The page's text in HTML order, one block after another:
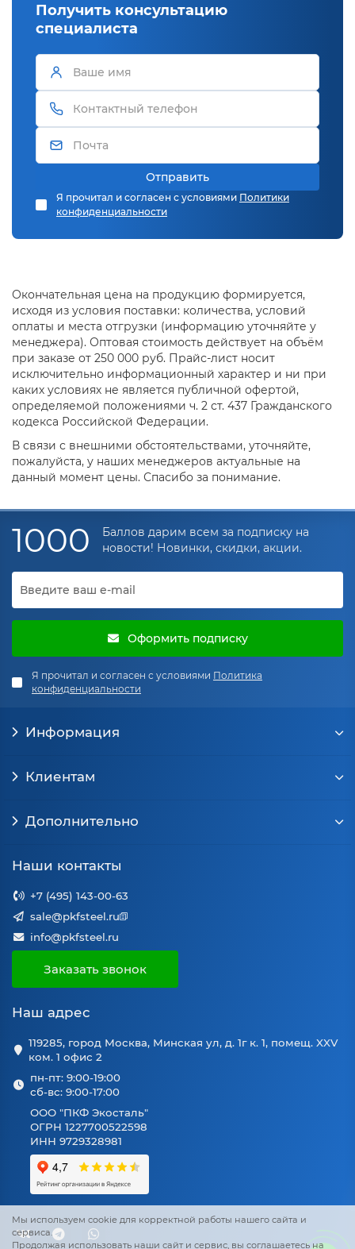
Получить консультацию
специалиста
Отправить
Я прочитал и согласен с условиями Политики
конфиденциальности
Окончательная цена на продукцию формируется,
исходя из условия поставки: количества, условий
оплаты и места отгрузки (информацию уточняйте у
менеджера). Оптовая стоимость действует на объём
при заказе от 250 000 руб. Прайс-лист носит
исключительно информационный характер и ни при
каких условиях не является публичной офертой,
определяемой положениями ч. 2 ст. 437 Гражданского
кодекса Российской Федерации.
В связи с внешними обстоятельствами, уточняйте,
пожалуйста, у наших менеджеров актуальные на
данный момент цены. Спасибо за понимание.
Мы используем cookie для корректной работы нашего сайта и
сервиса.
Продолжая использовать наши сайт и сервис, вы соглашаетесь на
1000
Баллов дарим всем за подписку на
новости! Новинки, скидки, акции.
Оформить подписку
Я прочитал и согласен с условиями Политика
конфиденциальности
Информация
Клиентам
Дополнительно
Наши контакты
+7 (495) 143-00-63
sale@pkfsteel.ru
info@pkfsteel.ru
Заказать звонок
Наш адрес
119285, город Москва, Минская ул, д. 1г к. 1, помещ. XXV
ком. 1 офис 2
пн-пт: 9:00-19:00
сб-вс: 9:00-17:00
ООО "ПКФ Экосталь"
ОГРН 1227700522598
ИНН 9729328981